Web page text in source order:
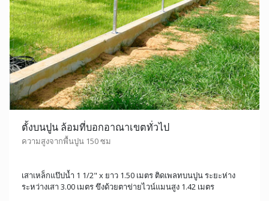
ตั้งบนปูน ล้อมที่บอกอาณาเขตทั่วไป
ความสูงจากพื้นปูน 150 ซม
เสาเหล็กแป๊ปน้ำ 1 1/2" x ยาว 1.50 เมตร ติดเพลทบนปูน ระยะห่าง
ระหว่างเสา 3.00 เมตร ขึงด้วยตาข่ายไวน์แมนสูง 1.42 เมตร